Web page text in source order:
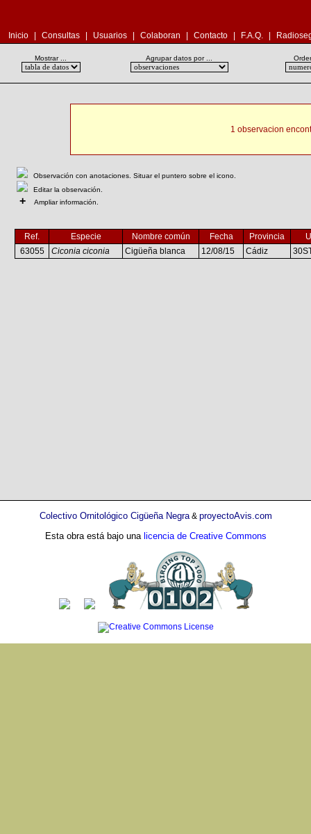
Inicio Consultas Usuarios Colaboran Contacto F.A.Q.
Mostrar ... Agrupar datos por ...
1 observacion
Observación con anotaciones. Situar el puntero sobre el icono.
Editar la observación.
+ Ampliar información.
Ref. Especie Nombre común Fecha Provincia
63055
Ciconia ciconia Cigüeña blanca 12/08/15 Cádiz
Colectivo Ornitológico Cigüeña Negra& proyectoAvis.com
Esta obra está bajo una licencia de Creative Commons